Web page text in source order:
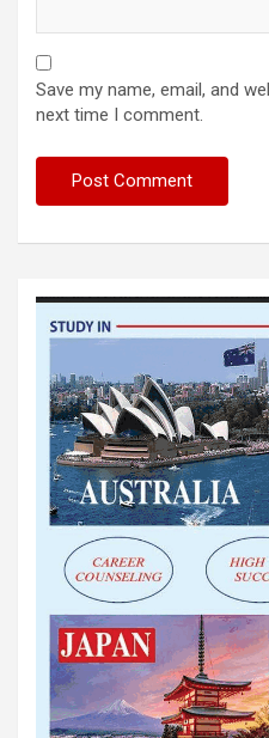
Save my name, email, and
next time I comment.